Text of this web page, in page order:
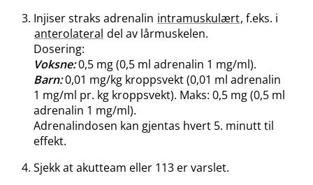
Injiser straks adrenalin intramuskulært, f.eks. i
anterolateral del av lårmuskelen.
Dosering:
Voksne:0,5 mg (0,5 ml adrenalin 1 mg​/​ml).
Barn:0,01 mg/kg kroppsvekt (0,01 ml adrenalin
1 mg/ml pr. kg kroppsvekt). Maks: 0,5 mg (0,5 ml
adrenalin 1 mg​/​ml).
Adrenalindosen kan gjentas hvert 5. minutt til
effekt.
Sjekk at akutteam eller 113 er varslet.